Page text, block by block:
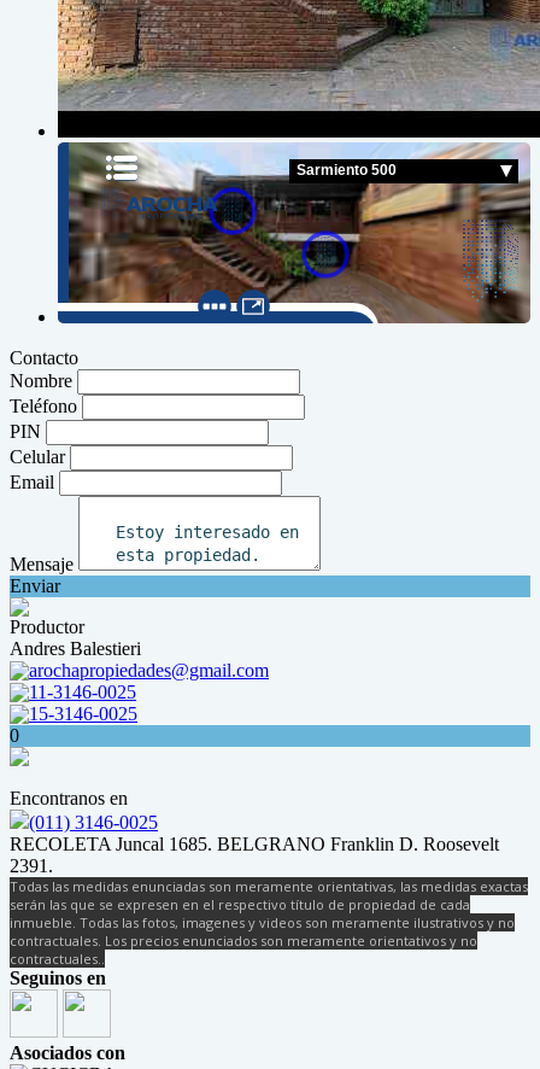
Contacto
Nombre
Teléfono
PIN
Celular
Email
Mensaje
Enviar
Productor
Andres Balestieri
arochapropiedades@gmail.com
11-3146-0025
15-3146-0025
0
Encontranos en
(011) 3146-0025
RECOLETA Juncal 1685. BELGRANO Franklin D. Roosevelt
2391.
Todas las medidas enunciadas son meramente orientativas, las medidas exactas
serán las que se expresen en el respectivo título de propiedad de cada
inmueble. Todas las fotos, imagenes y videos son meramente ilustrativos y no
contractuales. Los precios enunciados son meramente orientativos y no
contractuales..
Seguinos en
Asociados con